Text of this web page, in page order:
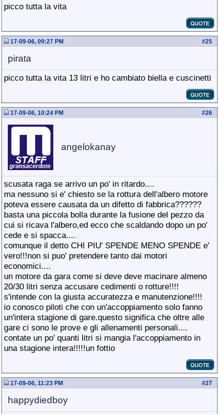
picco tutta la vita
#25
17-09-06, 09:27 PM
pirata
picco tutta la vita 13 litri e ho cambiato biella e cuscinetti
#26
17-09-06, 10:24 PM
angelokanay
scusata raga se arrivo un po' in ritardo....
ma nessuno si e' chiesto se la rottura dell'albero motore
poteva essere causata da un difetto di fabbrica??????
basta una piccola bolla durante la fusione del pezzo da
cui si ricava l'albero,ed ecco che scaldando dopo un po'
cede e si spacca....
comunque il detto CHI PIU' SPENDE MENO SPENDE e'
vero!!!non si puo' pretendere tanto dai motori
economici....
un motore da gara come si deve deve macinare almeno
20/30 litri senza accusare cedimenti o rotture!!!!
s'intende con la giusta accuratezza e manutenzione!!!!
io conosco piloti che con un'accoppiamento solo fanno
un'intera stagione di gare.questo significa che oltre alle
gare ci sono le prove e gli allenamenti personali....
contate un po' quanti litri si mangia l'accoppiamento in
una stagione intera!!!!!un fottio
#27
17-09-06, 11:23 PM
happydiedboy